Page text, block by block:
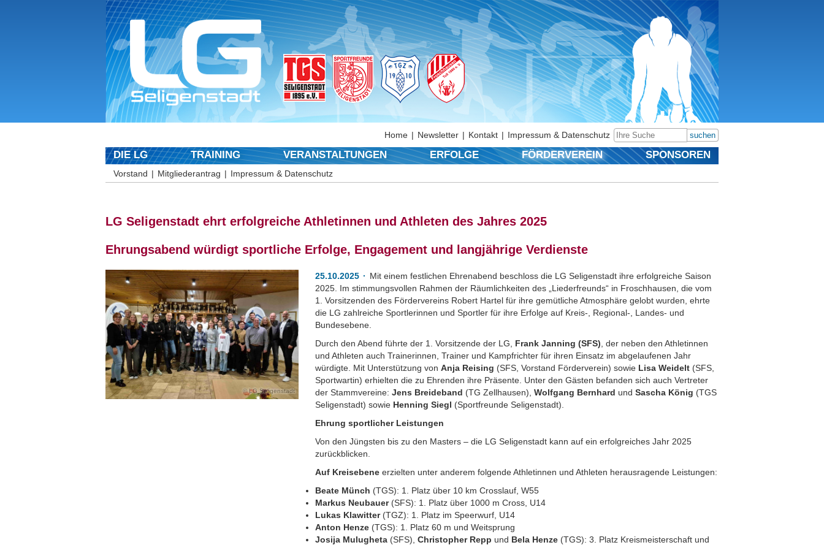
suchen
Home Newsletter Kontakt Impressum & Datenschutz
DIE LG TRAINING VERANSTALTUNGEN ERFOLGE FÖRDERVEREIN SPONSOREN
Vorstand Mitgliederantrag Impressum & Datenschutz
LG Seligenstadt ehrt erfolgreiche Athletinnen und Athleten des Jahres 2025
Ehrungsabend würdigt sportliche Erfolge, Engagement und langjährige Verdienste
LG Seligenstadt
25.10.2025
Mit einem festlichen Ehrenabend beschloss die LG Seligenstadt ihre erfolgreiche Saison
2025. Im stimmungsvollen Rahmen der Räumlichkeiten des „Liederfreunds“ in Froschhausen, die vom
1. Vorsitzenden des Fördervereins Robert Hartel für ihre gemütliche Atmosphäre gelobt wurden, ehrte
die LG zahlreiche Sportlerinnen und Sportler für ihre Erfolge auf Kreis-, Regional-, Landes- und
Bundesebene.
Durch den Abend führte der 1. Vorsitzende der LG, Frank Janning (SFS) , der neben den Athletinnen
und Athleten auch Trainerinnen, Trainer und Kampfrichter für ihren Einsatz im abgelaufenen Jahr
würdigte. Mit Unterstützung vonAnja Reising (SFS, Vorstand Förderverein) sowie Lisa Weidelt (SFS,
Sportwartin) erhielten die zu Ehrenden ihre Präsente. Unter den Gästen befanden sich auch Vertreter
der Stammvereine:Jens Breideband (TG Zellhausen),Wolfgang Bernhard undSascha König (TGS
Seligenstadt) sowie Henning Siegl (Sportfreunde Seligenstadt).
Ehrung sportlicher Leistungen
Von den Jüngsten bis zu den Masters – die LG Seligenstadt kann auf ein erfolgreiches Jahr 2025
zurückblicken.
Auf Kreisebene erzielten unter anderem folgende Athletinnen und Athleten herausragende Leistungen:
Beate Münch (TGS): 1. Platz über 10 km Crosslauf, W55
Markus Neubauer(SFS): 1. Platz über 1000 m Cross, U14
Lukas Klawitter(TGZ): 1. Platz im Speerwurf, U14
Anton Henze (TGS): 1. Platz 60 m und Weitsprung
Josija Mulugheta (SFS),Christopher Repp und Bela Henze (TGS): 3. Platz Kreismeisterschaft und